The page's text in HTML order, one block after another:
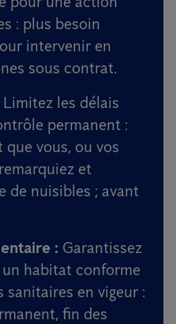
: plus besoin
intervenir en
sous contrat.
Limitez les délais
permanent :
que vous, ou vos
et
de nuisibles ; avant
: Garantissez
habitat conforme
en vigeur :
fin des